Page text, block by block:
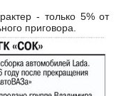
- только 5% от
приговора.